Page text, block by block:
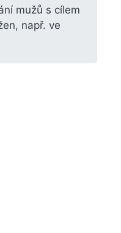
mužů s cílem
např. ve